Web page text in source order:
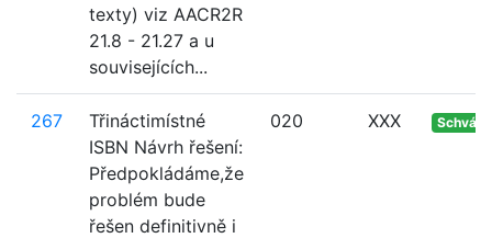
texty) viz AACR2R
21.8 - 21.27 a u
souvisejících...
267
Třináctimístné
ISBN Návrh řešení:
Předpokládáme,že
problém bude
řešen definitivně i
020 XXX